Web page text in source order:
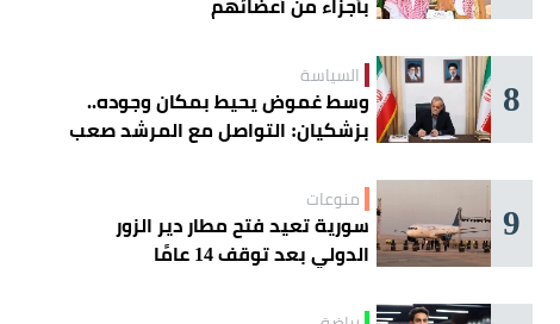
8 السياسة
وسط غموض يحيط بمكان وجوده..
بزشكيان: التواصل مع المرشد صعب
9 منوعات
سورية تعيد فتح مطار دير الزور
الدولي بعد توقف 14 عامًا